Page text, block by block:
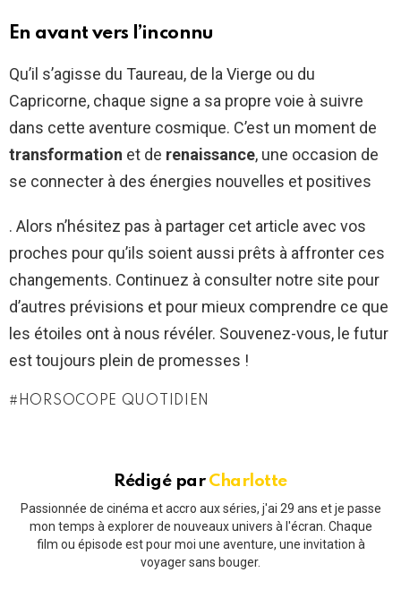
En avant vers l’inconnu
Qu’il s’agisse du Taureau, de la Vierge ou du
Capricorne, chaque signe a sa propre voie à suivre
dans cette aventure cosmique. C’est un moment de
transformation et de renaissance, une occasion de
se connecter à des énergies nouvelles et positives
. Alors n’hésitez pas à partager cet article avec vos
proches pour qu’ils soient aussi prêts à affronter ces
changements. Continuez à consulter notre site pour
d’autres prévisions et pour mieux comprendre ce que
les étoiles ont à nous révéler. Souvenez-vous, le futur
est toujours plein de promesses !
HORSOCOPE QUOTIDIEN
Rédigé par Charlotte
Passionnée de cinéma et accro aux séries, j'ai 29 ans et je passe
mon temps à explorer de nouveaux univers à l'écran. Chaque
film ou épisode est pour moi une aventure, une invitation à
voyager sans bouger.